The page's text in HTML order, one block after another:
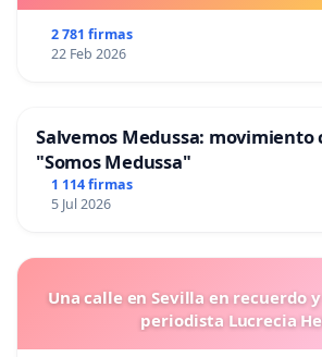
2 781 firmas
22 Feb 2026
Salvemos Medussa: movimiento
"Somos Medussa"
1 114 firmas
5 Jul 2026
Una calle en Sevilla en recuerdo
periodista Lucrecia